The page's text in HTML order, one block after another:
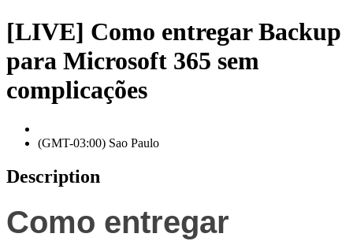
[LIVE] Como entregar Backup
para Microsoft 365 sem
complicações
(GMT-03:00) Sao Paulo
Description
Como entregar